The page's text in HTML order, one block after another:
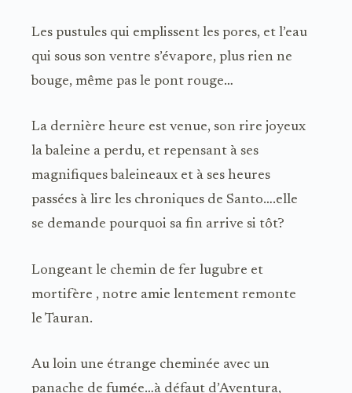
Les pustules qui emplissent les pores, et l’eau
qui sous son ventre s’évapore, plus rien ne
bouge, même pas le pont rouge…
La dernière heure est venue, son rire joyeux
la baleine a perdu, et repensant à ses
magnifiques baleineaux et à ses heures
passées à lire les chroniques de Santo….elle
se demande pourquoi sa fin arrive si tôt?
Longeant le chemin de fer lugubre et
mortifère , notre amie lentement remonte
le Tauran.
Au loin une étrange cheminée avec un
panache de fumée…à défaut d’Aventura,